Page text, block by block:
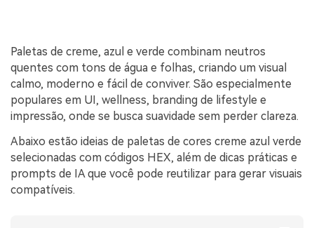
Paletas de creme, azul e verde combinam neutros
quentes com tons de água e folhas, criando um visual
calmo, moderno e fácil de conviver. São especialmente
populares em UI, wellness, branding de lifestyle e
impressão, onde se busca suavidade sem perder clareza.
Abaixo estão ideias de paletas de cores creme azul verde
selecionadas com códigos HEX, além de dicas práticas e
prompts de IA que você pode reutilizar para gerar visuais
compatíveis.